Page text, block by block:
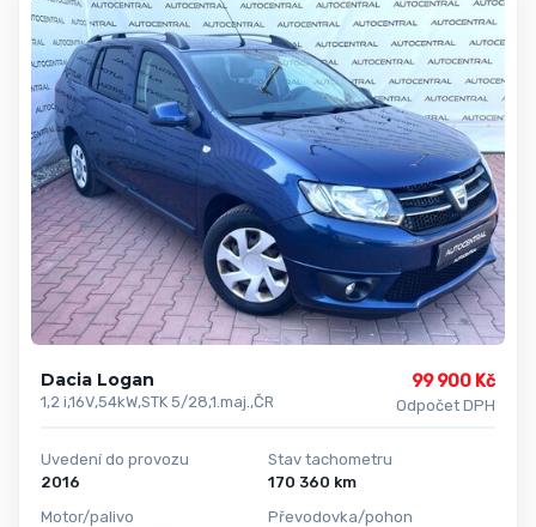
Dacia Logan
1,2 i,16V,54kW,STK 5/28,1.maj.,ČR
99 900 Kč
Odpočet DPH
Uvedení do provozu
2016
Motor/palivo
Stav tachometru
170 360 km
Převodovka/pohon